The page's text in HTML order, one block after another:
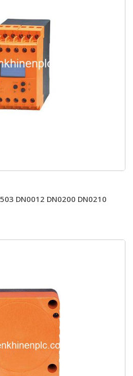
DN0012 DN0200 DN0210